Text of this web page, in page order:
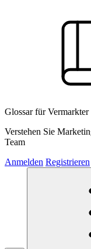
Glossar für Vermarkter
Verstehen Sie
Team
Anmelden Registrieren